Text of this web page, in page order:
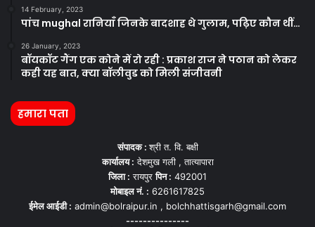
14 February, 2023
पांच mughal रानियाँ जिनके बादशाह थे गुलाम, पढ़िए कौन थीं…
26 January, 2023
बॉयकॉट गैंग एक कोने में रो रही : प्रकाश राज ने पठान को लेकर
कही यह बात, क्या बॉलीवुड को मिली संजीवनी
हमारा पता
संपादक :श्री त. वि. बक्षी
कार्यालय : देशमुख गली , तात्यापारा
जिला : रायपुरपिन : 492001
मोबाइल नं. : 6261617825
ईमेल आईडी : admin@bolraipur.in , bolchhattisgarh@gmail.com
---------------